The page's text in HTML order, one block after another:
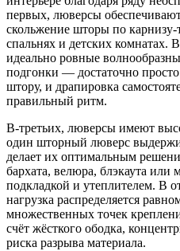
первых, люверсы
скольжение шторы по карнизу-
спальнях и детских
идеально ровные
подгонки — достаточно
штору, и драпировка
правильный ритм.
В-третьих, люверсы имеют
один шторный люверс
делает их оптимальным
бархата, велюра, блэкаута
подкладкой и утеплителем. В
нагрузка распределяется
множественных точек
счёт жёсткого ободка,
риска разрыва материала.